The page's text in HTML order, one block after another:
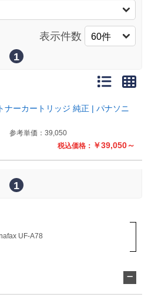
ン
一覧
無料）
ー
表示件数
1
税込価格： ￥39,050～
ナーカートリッジ 純正 | パナソニ
参考単価：39,050
1
UF-A78